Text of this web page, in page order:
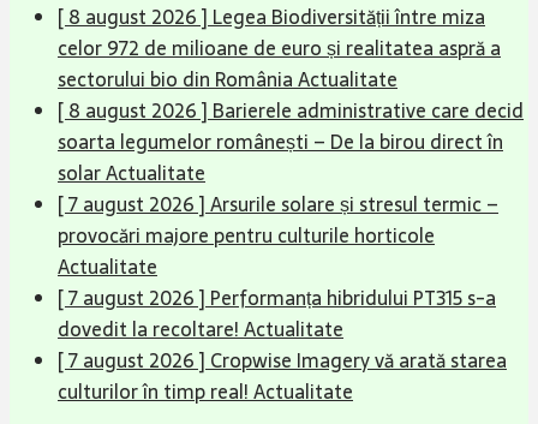
[ 8 august 2026 ] Legea Biodiversității între miza
celor 972 de milioane de euro și realitatea aspră a
sectorului bio din RomâniaActualitate
[ 8 august 2026 ] Barierele administrative care decid
soarta legumelor românești – De la birou direct în
solarActualitate
[ 7 august 2026 ]Arsurile solare și stresul termic –
provocări majore pentru culturile horticole
Actualitate
[ 7 august 2026 ] Performanța hibridului PT315 s-a
dovedit la recoltare!Actualitate
[ 7 august 2026 ] Cropwise Imagery vă arată starea
culturilor în timp real!Actualitate